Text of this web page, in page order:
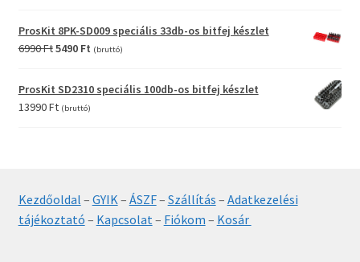
ProsKit 8PK-SD009 speciális 33db-os bitfej készlet
6990Ft Original
5490 FtCurrent
5490 Ft.
(bruttó)
ProsKit SD2310 speciális 100db-os bitfej készlet
13990Ft (bruttó)
Kezdőoldal – GYIK– ÁSZF– Szállítás – Adatkezelési
tájékoztató – Kapcsolat– Fiókom – Kosár